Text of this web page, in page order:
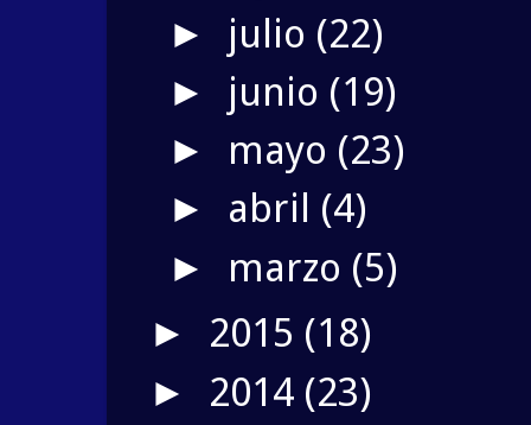
► julio (22)
► junio (19)
► mayo (23)
► abril (4)
► marzo (5)
► 2015 (18)
► 2014 (23)